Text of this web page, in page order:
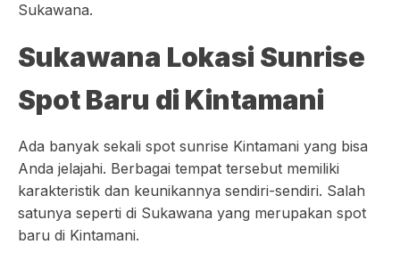
Sukawana.
Sukawana Lokasi Sunrise
Spot Baru di Kintamani
Ada banyak sekali spot sunrise Kintamani yang bisa
Anda jelajahi. Berbagai tempat tersebut memiliki
karakteristik dan keunikannya sendiri-sendiri. Salah
satunya seperti di Sukawana yang merupakan spot
baru di Kintamani.